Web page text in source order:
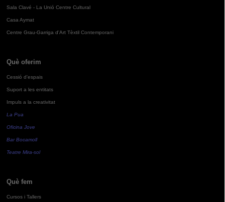
Sala Clavé - La Unió Centre Cultural
Casa Aymat
Centre Grau-Garriga d'Art Tèxtil Contemporani
Què oferim
Cessió d'espais
Suport a les entitats
Impuls a la creativitat
La Pua
Oficina Jove
Bar Bocamoll
Teatre Mira-sol
Què fem
Cursos i Tallers